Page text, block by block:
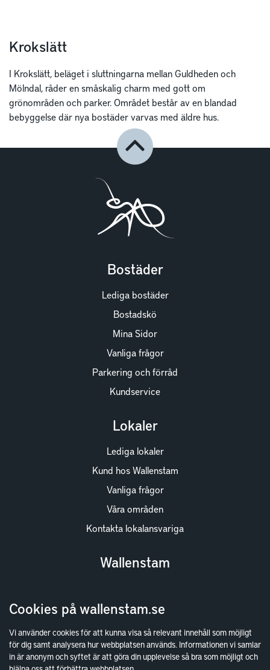
Cookies på wallenstam.se
Vi använder cookies för att kunna visa så relevant innehåll som möjligt
för dig samt analysera hur webbplatsen används. Informationen vi samlar
in är anonym och syftet är att göra din upplevelse så bra som möjligt och
Krokslätt
I Krokslätt, beläget i sluttningarna mellan Guldheden och
Mölndal, råder en småskalig charm med gott om
grönområden och parker. Området består av en blandad
bebyggelse där nya bostäder varvas med äldre hus.
Bostäder
Lediga bostäder
Bostadskö
Mina Sidor
Vanliga frågor
Parkering och förråd
Kundservice
Lokaler
Lediga lokaler
Kund hos Wallenstam
Vanliga frågor
Våra områden
Kontakta lokalansvariga
Wallenstam
Finansiella rapporter
Sök fakturamottagare
Våra fastigheter
Hållbarhet